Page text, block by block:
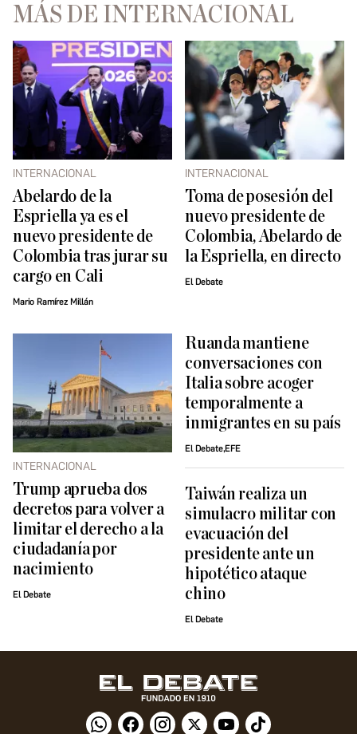
MÁS DE INTERNACIONAL
INTERNACIONAL
Abelardo de la
Espriella ya es el
nuevo presidente de
Colombia tras jurar su
cargo en Cali
Mario Ramírez Millán
INTERNACIONAL
Toma de posesión del
nuevo presidente de
Colombia, Abelardo de
la Espriella, en directo
El Debate
INTERNACIONAL
Trump aprueba dos
decretos para volver a
limitar el derecho a la
ciudadanía por
nacimiento
El Debate
Ruanda mantiene
conversaciones con
Italia sobre acoger
temporalmente a
inmigrantes en su país
El Debate,EFE
Taiwán realiza un
simulacro militar con
evacuación del
presidente ante un
hipotético ataque
chino
El Debate